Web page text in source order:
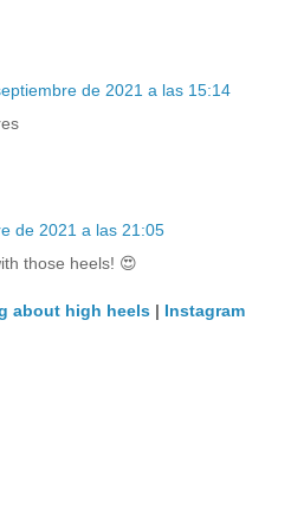
de 2021 a las 15:14
de 2021 a las 21:05
those heels! 😍
about high heels | Instagram